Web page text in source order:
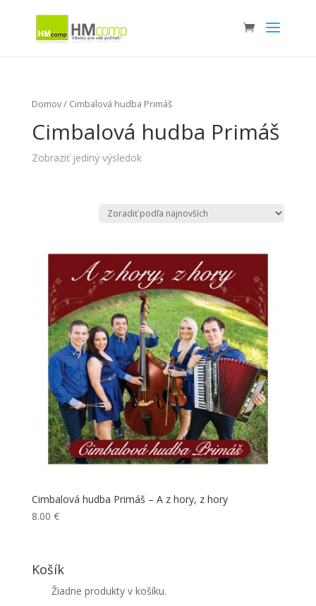
Domov/ Cimbalová hudba Primáš
Cimbalová hudba Primáš
Zobraziť jediný výsledok
Cimbalová hudba Primáš – A z hory, z hory
8.00 €
Košík
Žiadne produkty v košíku.